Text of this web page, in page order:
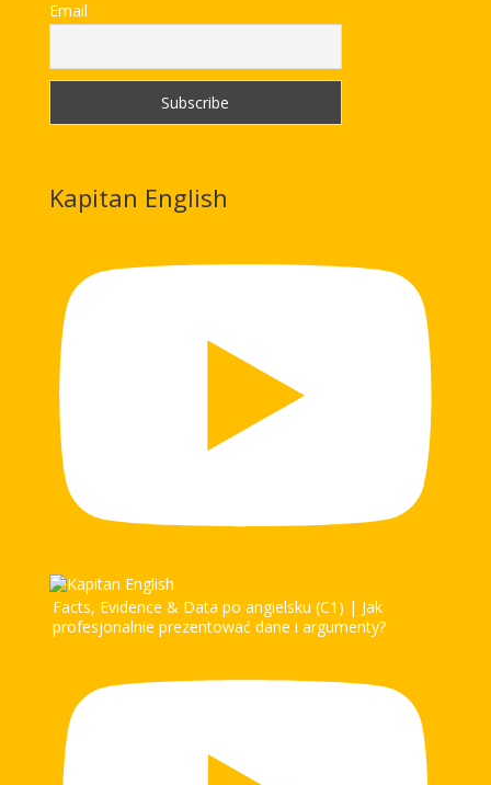
Email
Kapitan English
Facts, Evidence & Data po angielsku (C1) | Jak
profesjonalnie prezentować dane i argumenty?